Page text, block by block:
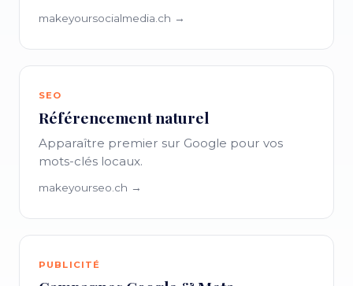
makeyoursocialmedia.ch →
SEO
Référencement naturel
Apparaître premier sur Google pour vos
mots-clés locaux.
makeyourseo.ch →
PUBLICITÉ